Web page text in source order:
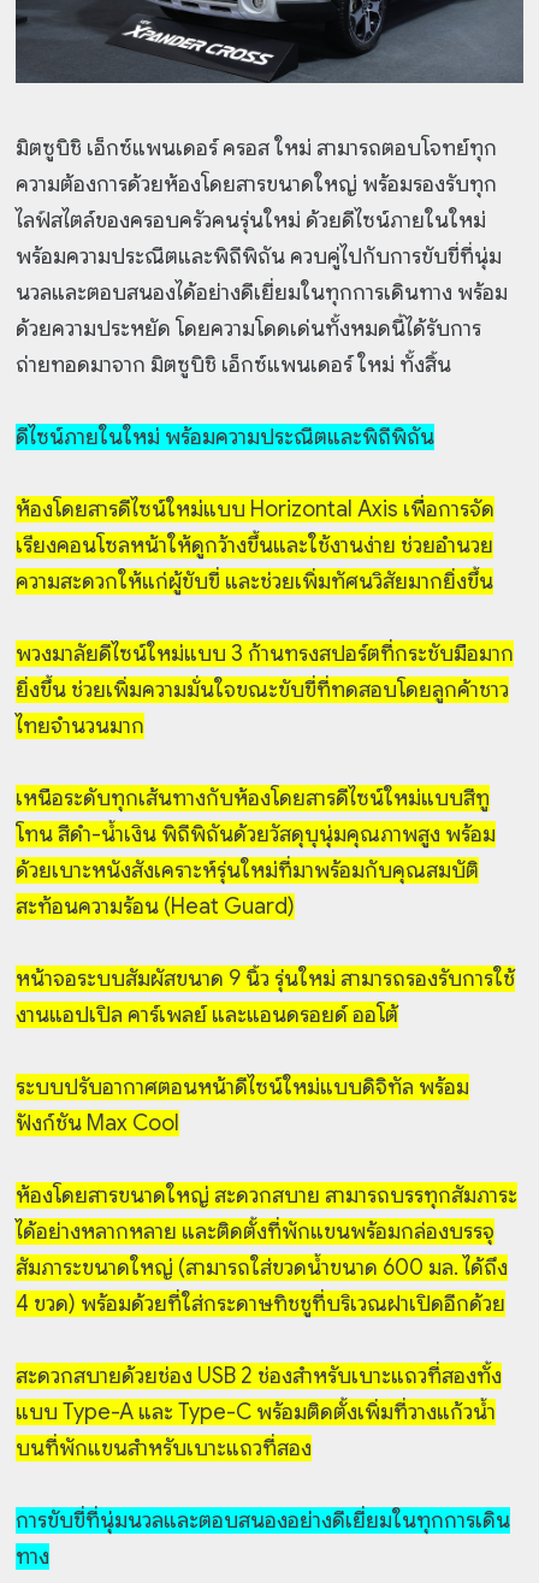
มิตซูบิชิ เอ็กซ์แพนเดอร์ ครอส ใหม่ สามารถตอบโจทย์ทุก
ความต้องการด้วยห้องโดยสารขนาดใหญ่ พร้อมรองรับทุก
ไลฟ์สไตล์ของครอบครัวคนรุ่นใหม่ ด้วยดีไซน์ภายในใหม่
พร้อมความประณีตและพิถีพิถัน ควบคู่ไปกับการขับขี่ที่นุ่ม
นวลและตอบสนองได้อย่างดีเยี่ยมในทุกการเดินทาง พร้อม
ด้วยความประหยัด โดยความโดดเด่นทั้งหมดนี้ได้รับการ
ถ่ายทอดมาจาก มิตซูบิชิ เอ็กซ์แพนเดอร์ ใหม่ ทั้งสิ้น
ดีไซน์ภายในใหม่ พร้อมความประณีตและพิถีพิถัน
ห้องโดยสารดีไซน์ใหม่แบบ Horizontal Axis เพื่อการจัด
เรียงคอนโซลหน้าให้ดูกว้างขึ้นและใช้งานง่าย ช่วยอำนวย
ความสะดวกให้แก่ผู้ขับขี่ และช่วยเพิ่มทัศนวิสัยมากยิ่งขึ้น
พวงมาลัยดีไซน์ใหม่แบบ 3 ก้านทรงสปอร์ตที่กระชับมือมาก
ยิ่งขึ้น ช่วยเพิ่มความมั่นใจขณะขับขี่ที่ทดสอบโดยลูกค้าชาว
ไทยจำนวนมาก
เหนือระดับทุกเส้นทางกับห้องโดยสารดีไซน์ใหม่แบบสีทู
โทน สีดำ-น้ำเงิน พิถีพิถันด้วยวัสดุบุนุ่มคุณภาพสูง พร้อม
ด้วยเบาะหนังสังเคราะห์รุ่นใหม่ที่มาพร้อมกับคุณสมบัติ
สะท้อนความร้อน (Heat Guard)
หน้าจอระบบสัมผัสขนาด 9 นิ้ว รุ่นใหม่ สามารถรองรับการใช้
งานแอปเปิล คาร์เพลย์ และแอนดรอยด์ ออโต้
ระบบปรับอากาศตอนหน้าดีไซน์ใหม่แบบดิจิทัล พร้อม
ฟังก์ชัน Max Cool
ห้องโดยสารขนาดใหญ่ สะดวกสบาย สามารถบรรทุกสัมภาระ
ได้อย่างหลากหลาย และติดตั้งที่พักแขนพร้อมกล่องบรรจุ
สัมภาระขนาดใหญ่ (สามารถใส่ขวดน้ำขนาด 600 มล. ได้ถึง
4 ขวด) พร้อมด้วยที่ใส่กระดาษทิชชูที่บริเวณฝาเปิดอีกด้วย
สะดวกสบายด้วยช่อง USB 2 ช่องสำหรับเบาะแถวที่สองทั้ง
แบบ Type-A และ Type-C พร้อมติดตั้งเพิ่มที่วางแก้วน้ำ
บนที่พักแขนสำหรับเบาะแถวที่สอง
การขับขี่ที่นุ่มนวลและตอบสนองอย่างดีเยี่ยมในทุกการเดิน
ทาง